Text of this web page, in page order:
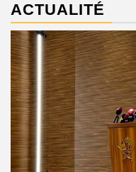
ACTUALITÉ